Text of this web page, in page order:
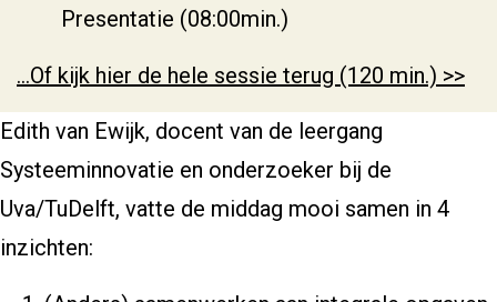
Presentatie (08:00min.)
…Of kijk hier de hele sessie terug (120 min.) >>
Edith van Ewijk, docent van de leergang
Systeeminnovatie en onderzoeker bij de
Uva/TuDelft, vatte de middag mooi samen in 4
inzichten: